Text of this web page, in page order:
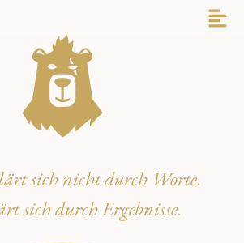
sich nicht durch Worte.
sich durch Ergebnisse.